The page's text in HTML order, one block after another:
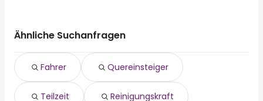
Weener
quereinsteiger
reinigungskraft
verkäufer
minijob
aushilfe
Ähnliche Suchanfragen
Fahrer Quereinsteiger
Teilzeit Reinigungskraft